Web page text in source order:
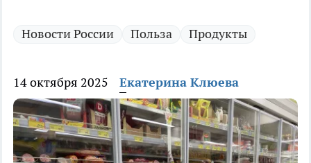
Новости России Польза Продукты
14 октября 2025 Екатерина Клюева